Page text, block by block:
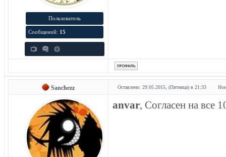
Пользователь
Сообщений: 15
Sanchezz Оставлено: 29.05.2015, (Пятница) в 21:33
anvar, Согласен на все